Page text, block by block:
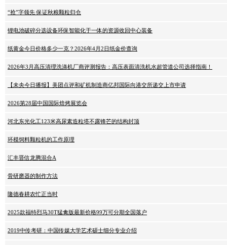
“抢”字领先 保证秋粮颗粒归仓
锂电池破碎分选设备环保智能化于一体的资源收回中心装备
纸黄金今日价格多少一克？2026年4月2日纸金价查询
2026年3月高压清理洗涤机厂商评测报告：高压表面清洗机水超管道公司选择指南！
【未央今日播报】美团点评和矿机制造商亿邦国际向港交所递交上市申请
2026第28届中国国际焙烤展览会
河北东光化工123米高尿素造粒塔不露锋芒的结构封顶
环模饲料颗粒机的工作原理
汇丰晋信龙腾混合A
骨研磨器的制作方法
隆德春耕农忙正当时
2025款福特烈马30T猛禽版最新价格99万可分期全国落户
2019中传考研：中国传媒大学艺术硕士细分专业介绍